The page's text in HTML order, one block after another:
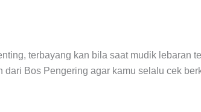
terbayang kan bila saat mudik lebaran
dari Bos Pengering agar kamu selalu cek